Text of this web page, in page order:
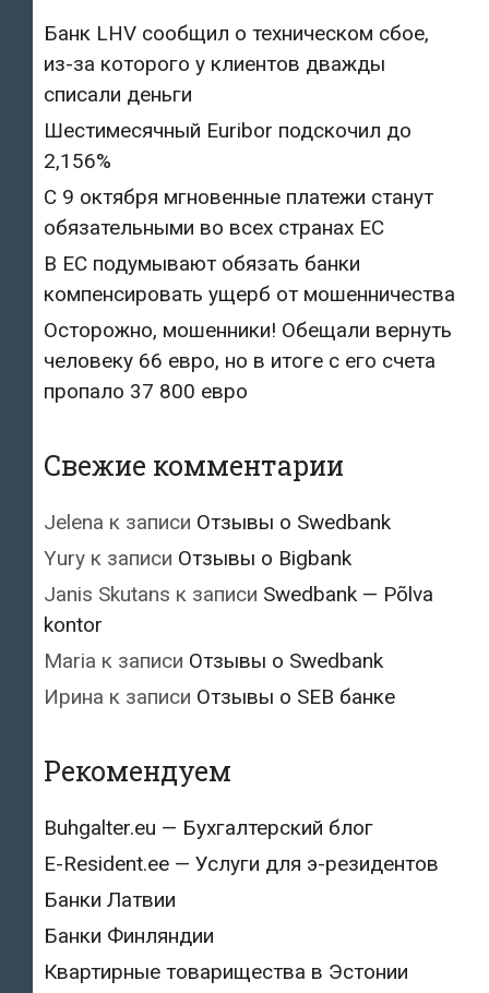
Банк LHV сообщил о техническом сбое,
из-за которого у клиентов дважды
списали деньги
Шестимесячный Euribor подскочил до
2,156%
С 9 октября мгновенные платежи станут
обязательными во всех странах ЕС
В ЕС подумывают обязать банки
компенсировать ущерб от мошенничества
Осторожно, мошенники! Обещали вернуть
человеку 66 евро, но в итоге с его счета
пропало 37 800 евро
Свежие комментарии
Jelena к записи Отзывы о Swedbank
Yury к записи Отзывы о Bigbank
Janis Skutans к записи Swedbank — Põlva
kontor
Maria к записи Отзывы о Swedbank
Ирина к записи Отзывы о SEB банке
Рекомендуем
Buhgalter.eu — Бухгалтерский блог
E-Resident.ee — Услуги для э-резидентов
Банки Латвии
Банки Финляндии
Квартирные товарищества в Эстонии